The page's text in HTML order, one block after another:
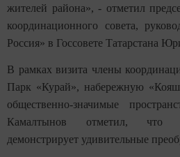
жителей района», - отметил
координационного совета,
Россия» в Госсовете Татарстана
В рамках визита члены
Парк «Курай», набережную
общественно-значимые
Камалтынов отметил, что
демонстрирует удивительные